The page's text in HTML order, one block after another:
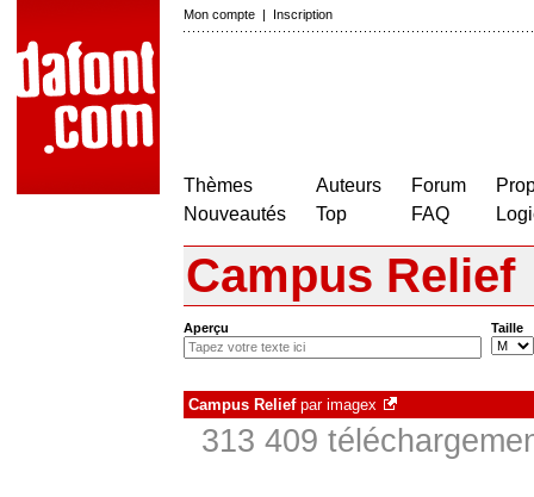
Mon compte | Inscription
Thèmes
Nouveautés
Auteurs
Top
Forum
FAQ
Campus Relief
Aperçu Taille
Campus Reliefpar imagex
313 409